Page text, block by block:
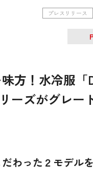
プレスリリース
方！水冷服「
ーズがグレー
わった２モデル